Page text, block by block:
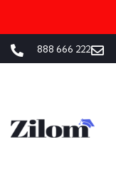
888 666 222